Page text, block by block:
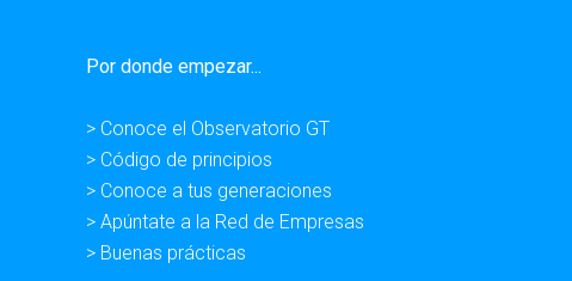
Por donde empezar...
> Conoce el Observatorio GT
> Código de principios
> Conoce a tus generaciones
> Apúntate a la Red de Empresas
> Buenas prácticas